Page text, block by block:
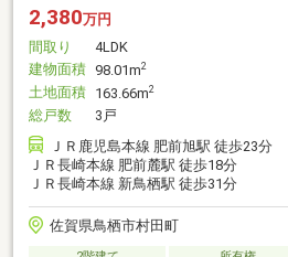
2,380万円
間取り
4LDK
建物面積 98.01m2
土地面積 163.66m2
総戸数
3戸
ＪＲ鹿児島本線 肥前旭駅 徒歩23分
ＪＲ長崎本線 肥前麓駅 徒歩18分
ＪＲ長崎本線 新鳥栖駅 徒歩31分
佐賀県鳥栖市村田町